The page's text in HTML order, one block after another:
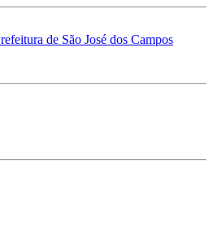
de São José dos Campos